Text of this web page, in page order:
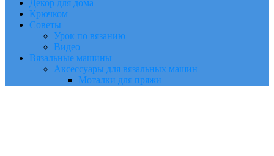
Декор для дома
Крючком
Советы
Урок по вязанию
Видео
Вязальные машины
Аксессуары для вязальных машин
Моталки для пряжи